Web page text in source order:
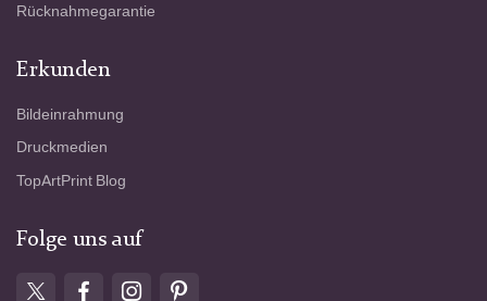
Rücknahmegarantie
Erkunden
Bildeinrahmung
Druckmedien
TopArtPrint Blog
Folge uns auf